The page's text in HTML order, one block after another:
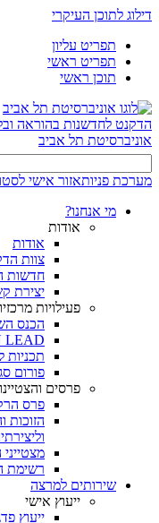
דילוג לתוכן העיקרי
תפריט עליון
תפריט ראשי
תוכן ראשי
הדקנט לחדשנות בהוראה
אוניברסיטת תל אביב
מערכת פניותאזור אישי
מי אנחנו?
אודות
אודות
צוות
חדשות
יצירת
פעילויות
הכנס
LEAD
תכניות
פורום
פרסים
פרס
הזוכות
רשימת
שירותים למרצה
ייעוץ אישי
ייעוץ